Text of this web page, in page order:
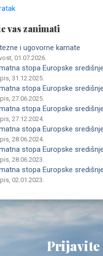
vas zanimati
i ugovorne kamate
01.07.2026.
stopa Europske
31.12.2025.
stopa Europske
27.06.2025.
stopa Europske
27.12.2024.
stopa Europske
28.06.2024.
stopa Europske
28.06.2023.
stopa Europske
02.01.2023.
Prijavite